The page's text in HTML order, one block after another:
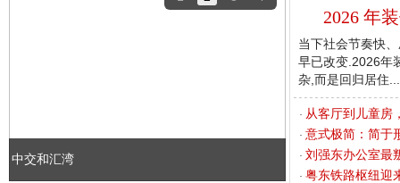
中交和汇湾
2026 年
当下社会节奏快
早已改变.2026年
杂,而是回归居住...
从客厅到儿童房
意式极简：简于
刘强东办公室最
粤东铁路枢纽迎